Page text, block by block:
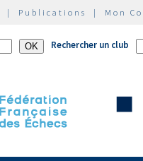
| Publications | Mon
Rechercher un club